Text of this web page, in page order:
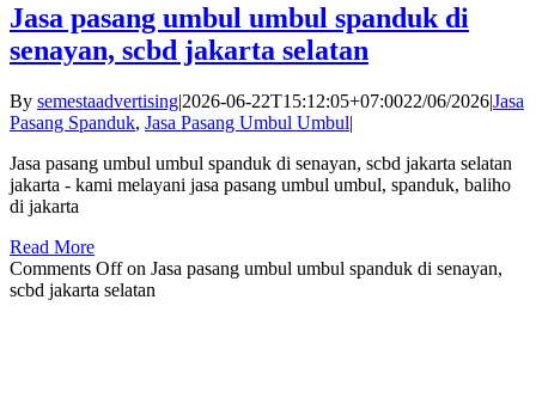
Jasa pasang umbul umbul spanduk di
senayan, scbd jakarta selatan
By semestaadvertising|2026-06-22T15:12:05+07:0022/06/2026|Jasa
Pasang Spanduk, Jasa Pasang Umbul Umbul|
Jasa pasang umbul umbul spanduk di senayan, scbd jakarta selatan
jakarta - kami melayani jasa pasang umbul umbul, spanduk, baliho
di jakarta
Read More
Comments Offon Jasa pasang umbul umbul spanduk di senayan,
scbd jakarta selatan